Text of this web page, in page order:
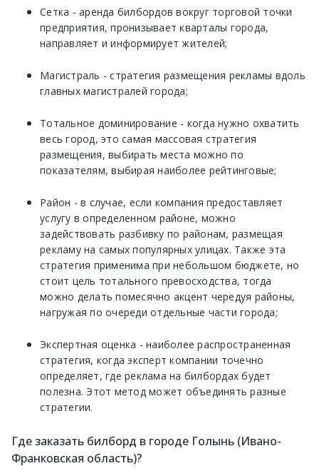
Сетка - аренда билбордов вокруг торговой точки
предприятия, пронизывает кварталы города,
направляет и информирует жителей;
Магистраль - стратегия размещения рекламы вдоль
главных магистралей города;
Тотальное доминирование - когда нужно охватить
весь город, это самая массовая стратегия
размещения, выбирать места можно по
показателям, выбирая наиболее рейтинговые;
Район - в случае, если компания предоставляет
услугу в определенном районе, можно
задействовать разбивку по районам, размещая
рекламу на самых популярных улицах. Также эта
стратегия применима при небольшом бюджете, но
стоит цель тотального превосходства, тогда
можно делать помесячно акцент чередуя районы,
нагружая по очереди отдельные части города;
Экспертная оценка - наиболее распространенная
стратегия, когда эксперт компании точечно
определяет, где реклама на билбордах будет
полезна. Этот метод может объединять разные
стратегии.
Где заказать билборд в городе Голынь (Ивано-
Франковская область)?